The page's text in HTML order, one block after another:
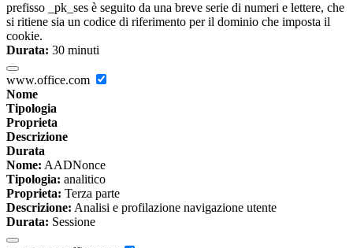
prefisso _pk_ses è seguito da una breve serie di numeri e lettere, che
si ritiene sia un codice di riferimento per il dominio che imposta il
cookie.
Durata: 30 minuti
www.office.com
Nome
Tipologia
Proprieta
Descrizione
Durata
Nome: AADNonce
Tipologia: analitico
Proprieta: Terza parte
Descrizione: Analisi e profilazione navigazione utente
Durata: Sessione